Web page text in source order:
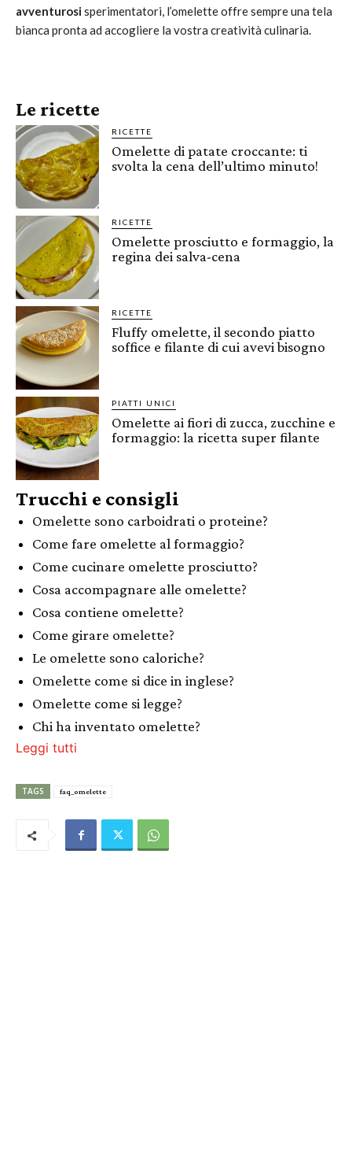
avventurosisperimentatori, l’omelette offre sempre una tela
bianca pronta ad accogliere la vostra creatività culinaria.
Le ricette
RICETTE
Omelette di patate croccante: ti
svolta la cena dell’ultimo minuto!
RICETTE
Omelette prosciutto e formaggio, la
regina dei salva-cena
RICETTE
Fluffy omelette, il secondo piatto
soffice e filante di cui avevi bisogno
PIATTI UNICI
Omelette ai fiori di zucca, zucchine e
formaggio: la ricetta super filante
Trucchi e consigli
Omelette sono carboidrati o proteine?
Come fare omelette al formaggio?
Come cucinare omelette prosciutto?
Cosa accompagnare alle omelette?
Cosa contiene omelette?
Come girare omelette?
Le omelette sono caloriche?
Omelette come si dice in inglese?
Omelette come si legge?
Chi ha inventato omelette?
Leggi tutti
TAGS faq_omelette